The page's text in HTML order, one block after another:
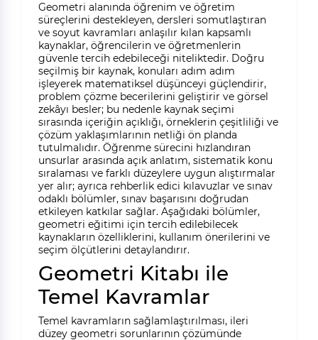
Geometri alanında öğrenim ve öğretim
süreçlerini destekleyen, dersleri somutlaştıran
ve soyut kavramları anlaşılır kılan kapsamlı
kaynaklar, öğrencilerin ve öğretmenlerin
güvenle tercih edebileceği niteliktedir. Doğru
seçilmiş bir kaynak, konuları adım adım
işleyerek matematiksel düşünceyi güçlendirir,
problem çözme becerilerini geliştirir ve görsel
zekâyı besler; bu nedenle kaynak seçimi
sırasında içeriğin açıklığı, örneklerin çeşitliliği ve
çözüm yaklaşımlarının netliği ön planda
tutulmalıdır. Öğrenme sürecini hızlandıran
unsurlar arasında açık anlatım, sistematik konu
sıralaması ve farklı düzeylere uygun alıştırmalar
yer alır; ayrıca rehberlik edici kılavuzlar ve sınav
odaklı bölümler, sınav başarısını doğrudan
etkileyen katkılar sağlar. Aşağıdaki bölümler,
geometri eğitimi için tercih edilebilecek
kaynakların özelliklerini, kullanım önerilerini ve
seçim ölçütlerini detaylandırır.
Geometri Kitabı ile
Temel Kavramlar
Temel kavramların sağlamlaştırılması, ileri
düzey geometri sorunlarının çözümünde